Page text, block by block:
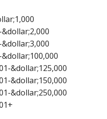
&dollar;3,000
&dollar;125,000
&dollar;150,000
&dollar;250,000